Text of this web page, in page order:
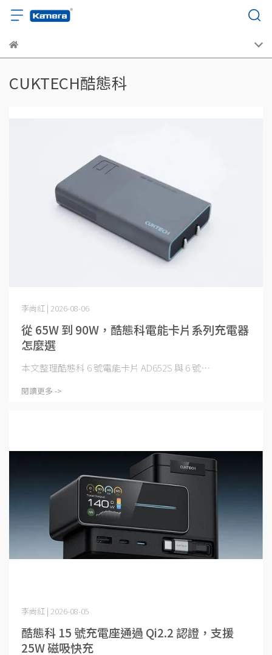
CUKTECH酷態科
從 65W 到 90W，酷態科電能卡片系列充電器
怎麼選
李尚紅 | 2026-08-06
本文整理酷態科 6 號電能卡片 AD652S 與 6 號⋯
閱讀更多 ->
酷態科 15 號充電座通過 Qi2.2 認證，支援
25W 磁吸快充
李尚紅 | 2026-08-05